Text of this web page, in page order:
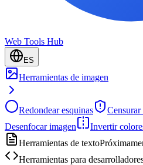
Web Tools Hub
ES
Herramientas de imagen
Redondear esquinas Censurar
Desenfocar imagen
Invertir
Herramientas de texto
Herramientas para